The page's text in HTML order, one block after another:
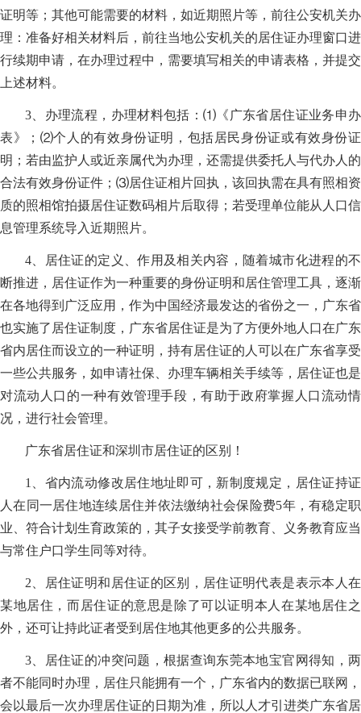
证明等；其他可能需要的材料，如近期照片等，前往公安机关办
理：准备好相关材料后，前往当地公安机关的居住证办理窗口进
行续期申请，在办理过程中，需要填写相关的申请表格，并提交
上述材料。
3、办理流程，办理材料包括：⑴《广东省居住证业务申办
表》；⑵个人的有效身份证明，包括居民身份证或有效身份证
明；若由监护人或近亲属代为办理，还需提供委托人与代办人的
合法有效身份证件；⑶居住证相片回执，该回执需在具有照相资
质的照相馆拍摄居住证数码相片后取得；若受理单位能从人口信
息管理系统导入近期照片。
4、居住证的定义、作用及相关内容，随着城市化进程的不
断推进，居住证作为一种重要的身份证明和居住管理工具，逐渐
在各地得到广泛应用，作为中国经济最发达的省份之一，广东省
也实施了居住证制度，广东省居住证是为了方便外地人口在广东
省内居住而设立的一种证明，持有居住证的人可以在广东省享受
一些公共服务，如申请社保、办理车辆相关手续等，居住证也是
对流动人口的一种有效管理手段，有助于政府掌握人口流动情
况，进行社会管理。
广东省居住证和深圳市居住证的区别！
1、省内流动修改居住地址即可，新制度规定，居住证持证
人在同一居住地连续居住并依法缴纳社会保险费5年，有稳定职
业、符合计划生育政策的，其子女接受学前教育、义务教育应当
与常住户口学生同等对待。
2、居住证明和居住证的区别，居住证明代表是表示本人在
某地居住，而居住证的意思是除了可以证明本人在某地居住之
外，还可让持此证者受到居住地其他更多的公共服务。
3、居住证的冲突问题，根据查询东莞本地宝官网得知，两
者不能同时办理，居住只能拥有一个，广东省内的数据已联网，
会以最后一次办理居住证的日期为准，所以人才引进类广东省居